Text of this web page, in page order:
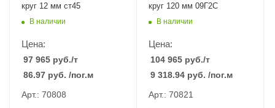
круг 12 мм ст45
В наличии
Цена:
97 965 руб./т
86.97 руб. /пог.м
Арт.: 70808
круг 120 мм 09Г2С
В наличии
Цена:
104 965 руб./т
9 318.94 руб. /пог.м
Арт.: 70821